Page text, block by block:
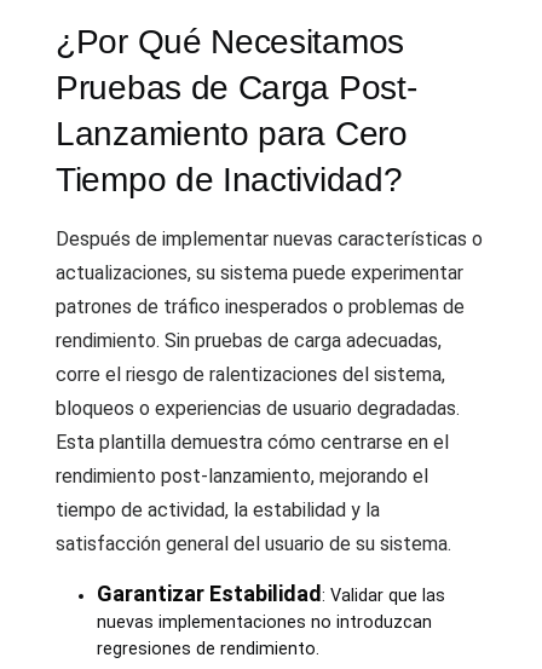
¿Por Qué Necesitamos
Pruebas de Carga Post-
Lanzamiento para Cero
Tiempo de Inactividad?
Después de implementar nuevas características o
actualizaciones, su sistema puede experimentar
patrones de tráfico inesperados o problemas de
rendimiento. Sin pruebas de carga adecuadas,
corre el riesgo de ralentizaciones del sistema,
bloqueos o experiencias de usuario degradadas.
Esta plantilla demuestra cómo centrarse en el
rendimiento post-lanzamiento, mejorando el
tiempo de actividad, la estabilidad y la
satisfacción general del usuario de su sistema.
Garantizar Estabilidad : Validar que las
nuevas implementaciones no introduzcan
regresiones de rendimiento.